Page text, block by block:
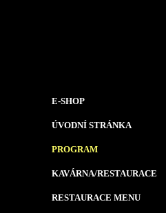
E-SHOP
ÚVODNÍ STRÁNKA
PROGRAM
KAVÁRNA/RESTAURACE
RESTAURACE MENU